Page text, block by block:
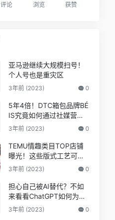
评论 浏览 获赞
亚马逊继续大规模扫号！
个人号也是重灾区
3年前 (2023) 0
5年4倍！DTC箱包品牌BÉ
IS究竟如何通过社媒营销
收获逆势上涨！
3年前 (2023) 0
TEMU情趣类目TOP店铺
曝光！这些版式工艺可能
爆
3年前 (2023) 0
担心自己被AI替代？不如
来看看ChatGPT如何为亚
马逊人所用
3年前 (2023) 0